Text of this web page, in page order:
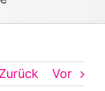
Zurück Vor